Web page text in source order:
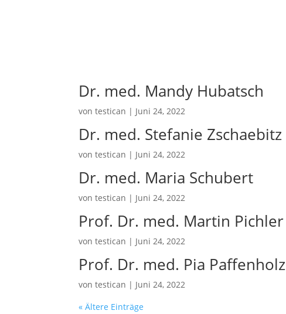
Dr. med. Mandy Hubatsch
vontestican | Juni 24, 2022
Dr. med. Stefanie Zschaebitz
vontestican | Juni 24, 2022
Dr. med. Maria Schubert
vontestican | Juni 24, 2022
Prof. Dr. med. Martin Pichler
vontestican | Juni 24, 2022
Prof. Dr. med. Pia Paffenholz
vontestican | Juni 24, 2022
« Ältere Einträge